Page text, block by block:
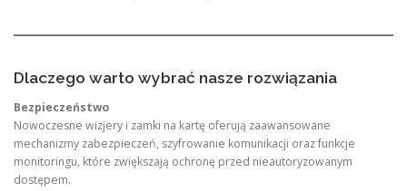
Dlaczego warto wybrać nasze rozwiązania
Bezpieczeństwo
Nowoczesne wizjery i zamki na kartę oferują zaawansowane
mechanizmy zabezpieczeń, szyfrowanie komunikacji oraz funkcje
monitoringu, które zwiększają ochronę przed nieautoryzowanym
dostępem.